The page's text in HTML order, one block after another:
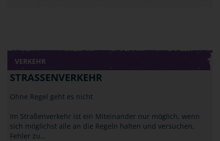
VERKEHR
STRASSENVERKEHR
Ohne Regel geht es nicht
Im Straßenverkehr ist ein Miteinander nur möglich, wenn
sich möglichst alle an die Regeln halten und versuchen,
Fehler zu…